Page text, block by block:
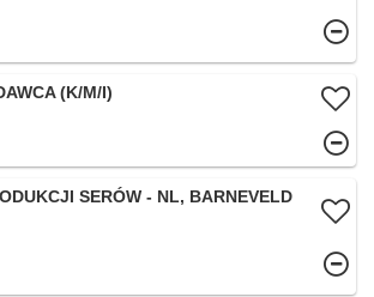
(K/M/I)
SERÓW - NL, BARNEVELD